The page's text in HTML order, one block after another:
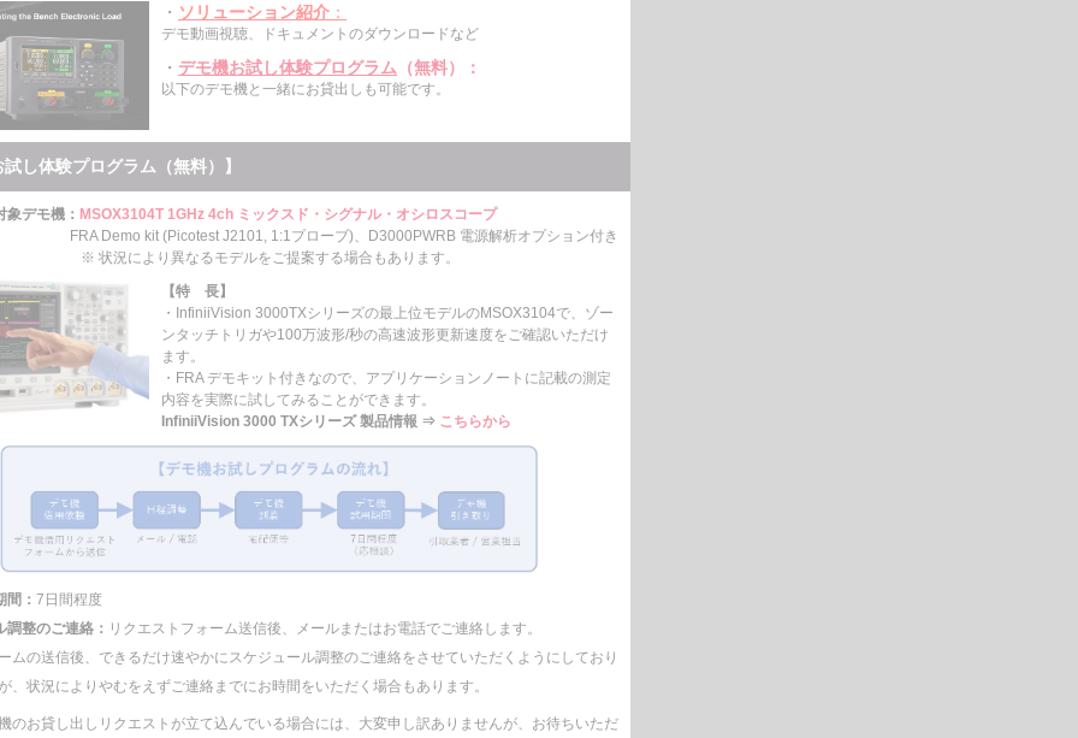
・ ソリューション紹介：
デモ動画視聴、ドキュメントのダウンロードなど
・ デモ機お試し体験プログラム （無料） ：
以下のデモ機と一緒にお貸出しも可能です。
し体験プログラム（無料）】
象デモ機： MSOX3104T 1GHz 4ch ミックスド・シグナル・オシロスコープ
kit (Picotest J2101, 1:1プローブ)、D3000PWRB 電源解析オプション付き
※ 状況により異なるモデルをご提案する場合もあります。
【特 長】
・InfiniiVision 3000TXシリーズの最上位モデルのMSOX3104で、ゾー
ンタッチトリガや100万波形/秒の高速波形更新速度をご確認いただけ
ます。
・FRA デモキット付きなので、アプリケーションノートに記載の測定
内容を実際に試してみることができます。
InfiniiVision 3000 TXシリーズ 製品情報 ⇒ こちらから
： 7日間程度
調整のご連絡： リクエストフォーム送信後、メールまたはお電話でご連絡します。
ムの送信後、できるだけ速やかにスケジュール調整のご連絡をさせていただくようにしており
、状況によりやむをえずご連絡までにお時間をいただく場合もあります。
のお貸し出しリクエストが立て込んでいる場合には、大変申し訳ありませんが、お待ちいただ